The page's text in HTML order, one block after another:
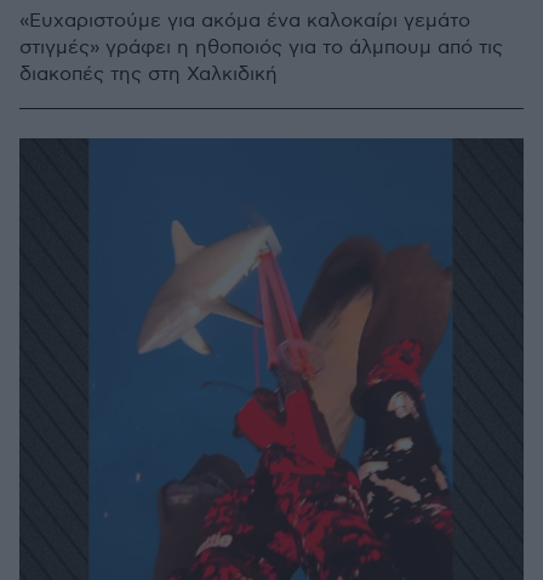
«Ευχαριστούμε για ακόμα ένα καλοκαίρι γεμάτο
στιγμές» γράφει η ηθοποιός για το άλμπουμ από τις
διακοπές της στη Χαλκιδική